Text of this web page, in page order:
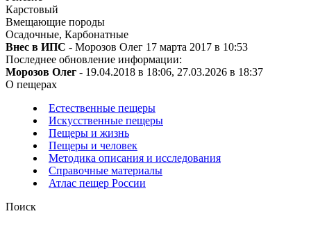
Карстовый
Вмещающие породы
Осадочные, Карбонатные
Внес в ИПС - Морозов Олег 17 марта 2017 в 10:53
Последнее обновление информации:
Морозов Олег - 19.04.2018 в 18:06, 27.03.2026 в 18:37
О пещерах
Естественные пещеры
Искусственные пещеры
Пещеры и жизнь
Пещеры и человек
Методика описания и исследования
Справочные материалы
Атлас пещер России
Поиск